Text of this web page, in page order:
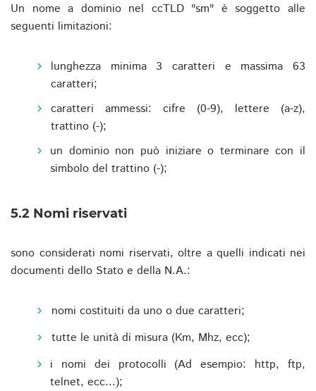
Un nome a dominio nel ccTLD "sm" è soggetto alle
seguenti limitazioni:
lunghezza minima 3 caratteri e massima 63
caratteri;
caratteri ammessi: cifre (0-9), lettere (a-z),
trattino (-);
un dominio non può iniziare o terminare con il
simbolo del trattino (-);
5.2 Nomi riservati
sono considerati nomi riservati, oltre a quelli indicati nei
documenti dello Stato e della N.A.:
nomi costituiti da uno o due caratteri;
tutte le unità di misura (Km, Mhz, ecc);
i nomi dei protocolli (Ad esempio: http, ftp,
telnet, ecc...);